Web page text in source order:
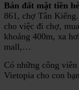
Bán đất mặt tiền
861, chợ Tân
cho việc đi chợ,
khoảng 400m, xa
mall,…
Có những công
Vietopia cho con